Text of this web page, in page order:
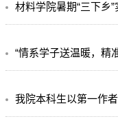
材料学院暑期“三下乡”实践
“情系学子送温暖，精准资助促成长”——材料
我院本科生以第一作者身份